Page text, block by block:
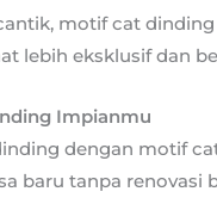
motif cat
lebih eksklusif dan
Impianmu
dengan motif
baru tanpa renovasi